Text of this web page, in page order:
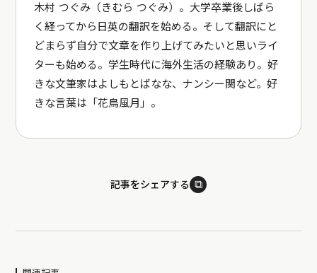
木村 つぐみ（きむら つぐみ）。大学卒業後しばら
く経ってから日英の翻訳を始める。そして翻訳にと
どまらず自分で文章を作り上げてみたいと思いライ
ターも始める。学生時代に海外生活の経験あり。好
きな文筆家はよしもとばなな、ナンシー関など。好
きな言葉は「花鳥風月」。
記事をシェアする ⧉